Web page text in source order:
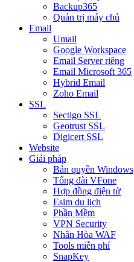
Backup365
Quản trị máy chủ
Email
Umail
Google Workspace
Email Server riêng
Email Microsoft 365
Hybrid Email
Zoho Email
SSL
Sectigo SSL
Geotrust SSL
Digicert SSL
Website
Giải pháp
Bản quyền Windows
Tổng đài VFone
Hợp đồng điện tử
Esim du lịch
Phần Mềm
VPN Security
Nhân Hòa WAF
Tools miễn phí
SnapKey